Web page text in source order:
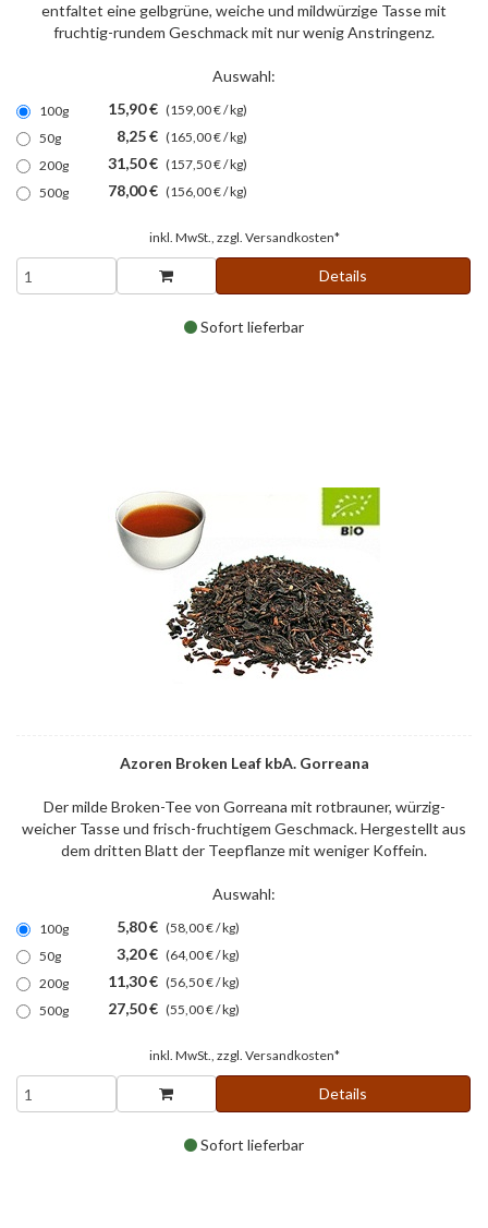
entfaltet eine gelbgrüne, weiche und mildwürzige Tasse mit
fruchtig-rundem Geschmack mit nur wenig Anstringenz.
Auswahl:
100g 15,90 € (159,00 € / kg)
50g
8,25 € (165,00 € / kg)
200g
31,50 € (157,50 € / kg)
500g
78,00 € (156,00 € / kg)
inkl. MwSt., zzgl. Versandkosten*
Details
Sofort lieferbar
Azoren Broken Leaf kbA. Gorreana
Der milde Broken-Tee von Gorreana mit rotbrauner, würzig-
weicher Tasse und frisch-fruchtigem Geschmack. Hergestellt aus
dem dritten Blatt der Teepflanze mit weniger Koffein.
Auswahl:
100g 5,80 € (58,00 € / kg)
50g
3,20 € (64,00 € / kg)
200g
11,30 € (56,50 € / kg)
500g
27,50 € (55,00 € / kg)
inkl. MwSt., zzgl. Versandkosten*
Details
Sofort lieferbar